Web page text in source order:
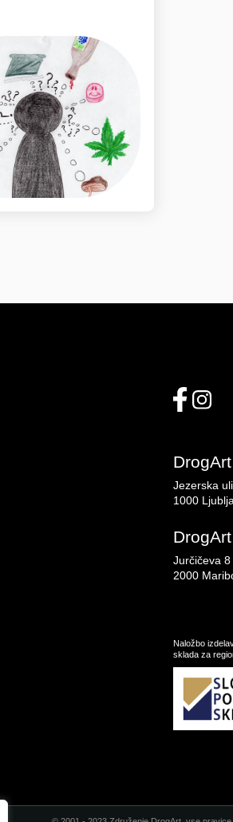
DrogArt
Jezerska
1000
Jurčičeva 8
2000
Naložbo
sklada za